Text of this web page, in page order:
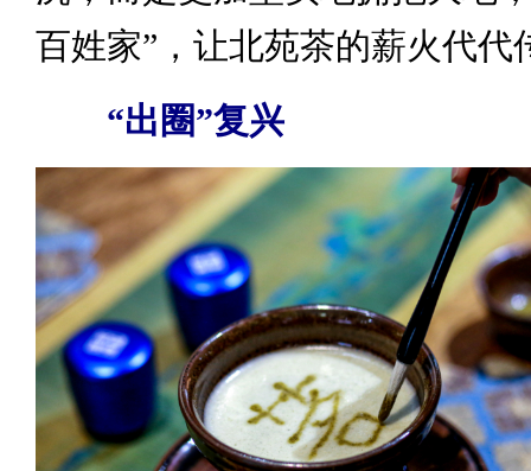
百姓家”，让北苑茶的薪火代代
“出圈”复兴